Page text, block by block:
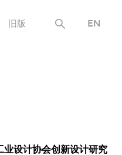
旧版 EN
业设计协会创新设计研究